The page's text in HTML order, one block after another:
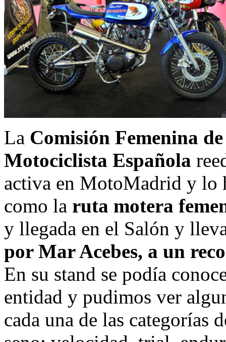
La Comisión Femenina
Motociclista Española
activa en MotoMadrid y lo
como la ruta motera
y llegada en el Salón y
por Mar Acebes, a un
En su stand se podía
entidad y pudimos ver
cada una de las categorías